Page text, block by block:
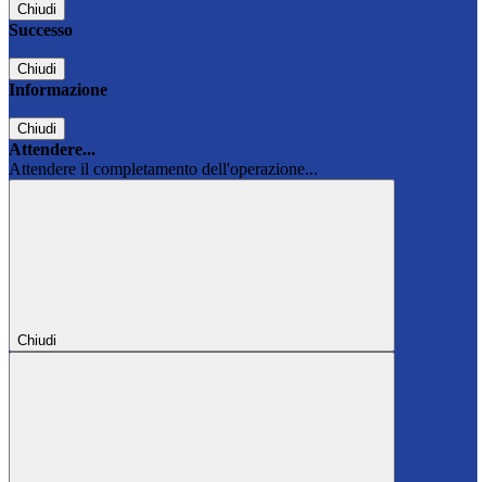
Chiudi
Successo
Chiudi
Informazione
Chiudi
Attendere...
Attendere il completamento dell'operazione...
Chiudi